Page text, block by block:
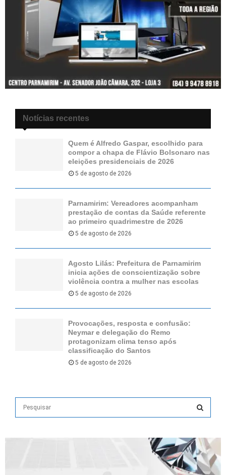
Notícias recentes
Quem é Alfredo Gaspar, escolhido para
compor a chapa de Flávio Bolsonaro nas
eleições presidenciais de 2026
5 de agosto de 2026
Parnamirim: Vereadores acompanham
prestação de contas da Saúde referente
ao primeiro quadrimestre de 2026
5 de agosto de 2026
Agosto Lilás: Prefeitura de Parnamirim
inicia ações de conscientização sobre
violência contra a mulher nas escolas
5 de agosto de 2026
Provocações, resposta e confusão:
Neymar e delegação do Remo
protagonizam clima tenso após
classificação do Santos
5 de agosto de 2026
E
A